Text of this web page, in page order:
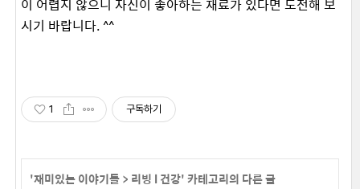
이 어렵지 않으니 자신이 좋아하는 재료가 있다면 도전해 보
시기 바랍니다. ^^
1 구독하기
'재미있는 이야기들> 리빙 l 건강' 카테고리의 다른 글